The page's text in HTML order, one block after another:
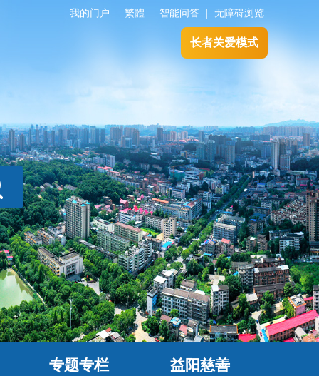
我的门户 繁體 智能问答 无障碍浏览
长者关爱模式
专题专栏 益阳慈善